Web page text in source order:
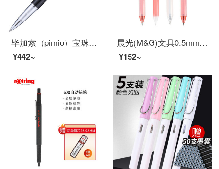
毕加索（pimio）宝珠笔签字笔男女士办公书写成人学生用0.5mm马拉加系列916纯黑色
¥442~
晨光(M&G)文具0.5mm黑色中性笔套装 草莓限定系列按动书写笔 4支/盒HAGP1510
¥152~